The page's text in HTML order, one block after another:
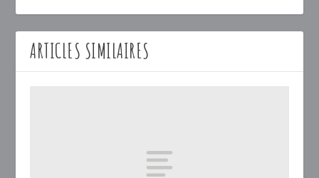
ARTICLES SIMILAIRES